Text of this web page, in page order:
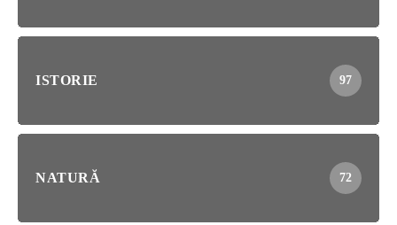
ISTORIE 97
NATURĂ 72